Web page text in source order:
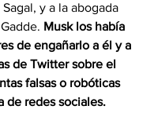
y a la abogada
Musk los había
de engañarlo a él y a
de Twitter sobre el
falsas o robóticas
de redes sociales.